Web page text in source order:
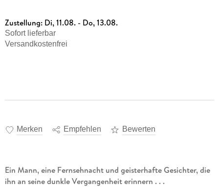
Zustellung: Di, 11.08. - Do, 13.08.
Sofort lieferbar
Versandkostenfrei
Merken Empfehlen Bewerten
Ein Mann, eine Fernsehnacht und geisterhafte Gesichter, die
ihn an seine dunkle Vergangenheit erinnern . . .